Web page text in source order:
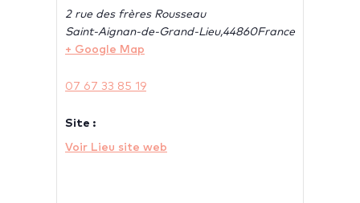
2 rue des frères Rousseau
Saint-Aignan-de-Grand-Lieu,44860France
+ Google Map
07 67 33 85 19
Site :
Voir Lieu site web